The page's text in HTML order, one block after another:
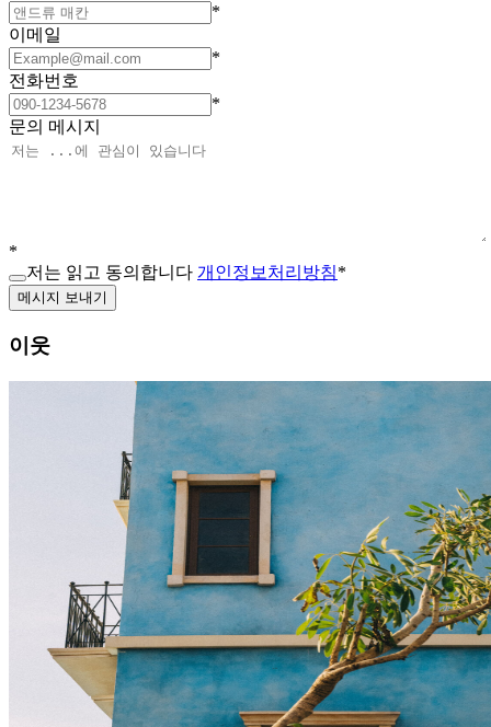
*
이메일
*
전화번호
*
문의 메시지
*
저는 읽고 동의합니다 개인정보처리방침*
메시지 보내기
이웃